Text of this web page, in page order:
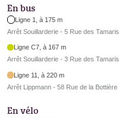
En bus
Ligne 1, à 175 m
Arrêt Souillarderie - 5 Rue des Tamaris
Ligne C7, à 167 m
Arrêt Souillarderie - 3 Rue des Tamaris
Ligne 11, à 220 m
Arrêt Lippmann - 58 Rue de la Bottière
En vélo